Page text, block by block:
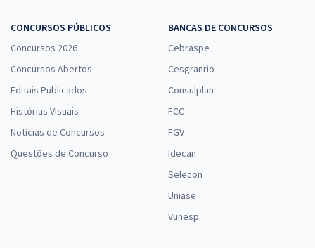
CONCURSOS PÚBLICOS
Concursos 2026
Concursos Abertos
Editais Publicados
Histórias Visuais
Notícias de Concursos
Questões de Concurso
BANCAS DE CONCURSOS
Cebraspe
Cesgranrio
Consulplan
FCC
FGV
Idecan
Selecon
Uniase
Vunesp